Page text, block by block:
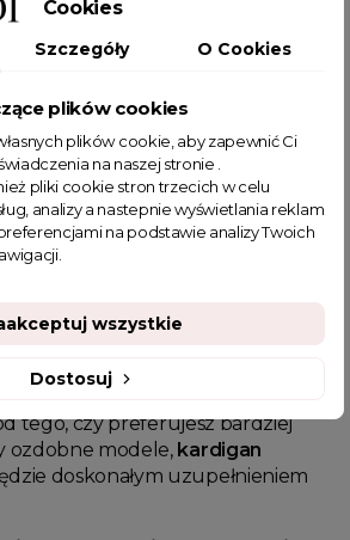
damski
swojemu luźnemu krojowi,
eleganckich okazji,
być doskonałym pomysłem na
wybraćkardigan
?
oversize damski, podkreślasz
są dostępne w różnych kolorach i
tego, czy preferujesz bardziej
ozdobne modele, kardigan
doskonałym uzupełnieniem
Cookies
Szczegóły O Cookies
plików cookies
plików cookie, aby zapewnić Ci
na naszej stronie .
pliki cookie stron trzecich w celu
analizy a nastepnie wyświetlania reklam
na podstawie analizy Twoich
Dostosuj
wszystkie